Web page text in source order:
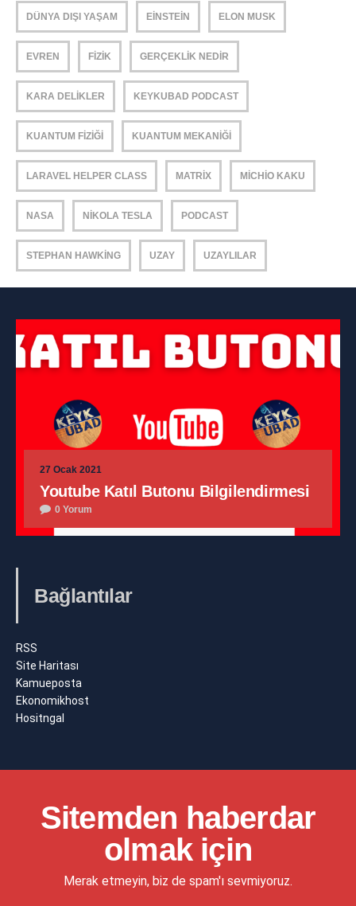
DÜNYA DIŞI YAŞAM EINSTEIN ELON MUSK
EVREN FIZIK GERÇEKLIK NEDIR
KARA DELIKLER KEYKUBAD PODCAST
KUANTUM FIZIĞI KUANTUM MEKANIĞI
LARAVEL HELPER CLASS MATRIX MICHIO KAKU
NASA NIKOLA TESLA PODCAST
STEPHAN HAWKING UZAY UZAYLILAR
27 Ocak 2021
Youtube Katıl Butonu Bilgilendirmesi
0 Yorum
Bağlantılar
RSS
Site Haritası
Kamueposta
Ekonomikhost
Hositngal
Sitemden haberdar
olmak için
Merak etmeyin, biz de spam'ı sevmiyoruz.